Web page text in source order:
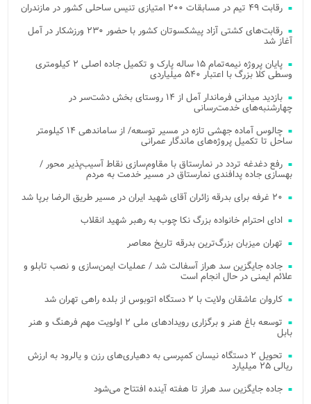
رقابت ۴۹ تیم در مسابقات ۲۰۰ امتیازی تنیس ساحلی کشور در مازندران
رقابت‌های کشتی آزاد پیشکسوتان کشور با حضور ۲۳۰ ورزشکار در آمل
آغاز شد
پایان پروژه نیمه‌تمام ۱۵ ساله پارک و تکمیل جاده اصلی ۲ کیلومتری
وسطی کلا بزرگ با اعتبار ۵۴۰ میلیاردی
بازدید میدانی فرماندار آمل از ۱۴ روستای بخش دشت‌سر در
چهارشنبه‌های خدمت‌رسانی
چالوس آماده جهشی تازه در مسیر توسعه/ از ساماندهی ۱۴ کیلومتر
ساحل تا تکمیل پروژه‌های ماندگار عمرانی
رفع دغدغه تردد در نمارستاق با مقاوم‌سازی نقاط آسیب‌پذیر محور /
بهسازی جاده پدافندی نمارستاق در مسیر خدمت به مردم
۲۰ غرفه برای بدرقه زائران آقای شهید ایران در مسیر طریق الرضا برپا شد
ادای احترام خانواده بزرگ نکا چوب به رهبر شهید انقلاب
تهران میزبان بزرگ‌ترین بدرقه تاریخ معاصر
جاده جایگزین سد هراز آسفالت شد / عملیات ایمن‌سازی و نصب تابلو و
علائم ایمنی در حال انجام است
کاروان عاشقان ولایت با ۲ دستگاه اتوبوس از بلده راهی تهران شد
توسعه باغ هنر و برگزاری رویدادهای ملی ۲ اولویت مهم فرهنگ و هنر
بابل
تحویل ۲ دستگاه نیسان کمپرسی به دهیاری‌های رزن و یالرود به ارزش
ریالی ۲۵ میلیارد
جاده جایگزین سد هراز تا هفته آینده افتتاح می‌شود